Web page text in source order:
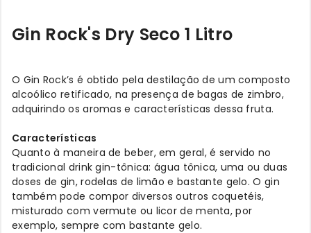
Gin Rock's Dry Seco 1 Litro
O Gin Rock’s é obtido pela destilação de um composto
alcoólico retificado, na presença de bagas de zimbro,
adquirindo os aromas e características dessa fruta.
Características
Quanto à maneira de beber, em geral, é servido no
tradicional drink gin-tônica: água tônica, uma ou duas
doses de gin, rodelas de limão e bastante gelo. O gin
também pode compor diversos outros coquetéis,
misturado com vermute ou licor de menta, por
exemplo, sempre com bastante gelo.